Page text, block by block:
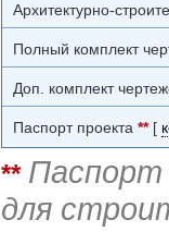
Архитектурно-
Полный комплект
Доп. комплект
Паспорт проекта **[
** Паспорт
для